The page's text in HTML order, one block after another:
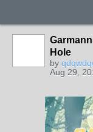
Hole
by
Aug 29,